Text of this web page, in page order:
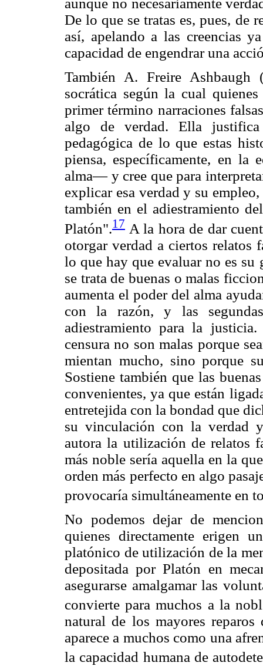
aunque no necesariamente
De lo que se tratas es, pues, de
así, apelando a las creencias
capacidad de engendrar una
También A. Freire Ashbaugh
socrática según la cual
primer término narraciones
algo de verdad. Ella
pedagógica de lo que estas
piensa, específicamente, en la
alma— y cree que para
explicar esa verdad y su
también en el adiestramiento
Platón".17 A la hora de dar
otorgar verdad a ciertos relatos
lo que hay que evaluar no es su
se trata de buenas o malas
aumenta el poder del alma
con la razón, y las
adiestramiento para la
censura no son malas porque
mientan mucho, sino porque
Sostiene también que las
convenientes, ya que están
entretejida con la bondad que
su vinculación con la verdad
autora la utilización de relatos
más noble sería aquella en la
orden más perfecto en algo
provocaría simultáneamente en
No podemos dejar de
quienes directamente erigen
platónico de utilización de la
depositada por Platón en
asegurarse amalgamar las
convierte para muchos a la
natural de los mayores
aparece a muchos como una
la capacidad humana de